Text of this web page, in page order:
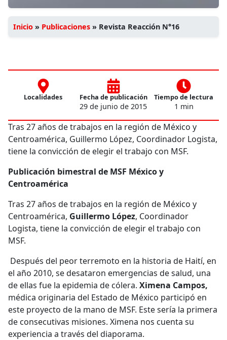
Inicio » Publicaciones » Revista Reacción N°16
Localidades Fecha de publicación
29 de junio de 2015
Tiempo de lectura
1 min
Tras 27 años de trabajos en la región de México y
Centroamérica, Guillermo López, Coordinador Logista,
tiene la convicción de elegir el trabajo con MSF.
Publicación bimestral de MSF México y
Centroamérica
Tras 27 años de trabajos en la región de México y
Centroamérica, Guillermo López, Coordinador
Logista, tiene la convicción de elegir el trabajo con
MSF.
Después del peor terremoto en la historia de Haití, en
el año 2010, se desataron emergencias de salud, una
de ellas fue la epidemia de cólera. Ximena Campos,
médica originaria del Estado de México participó en
este proyecto de la mano de MSF. Este sería la primera
de consecutivas misiones. Ximena nos cuenta su
experiencia a través del diaporama.